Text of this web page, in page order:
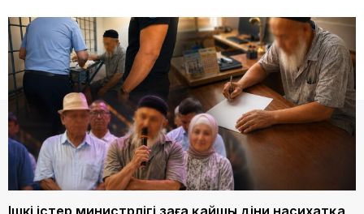
Ішкі істер министрлігі заңға қайшы діни насихатқа